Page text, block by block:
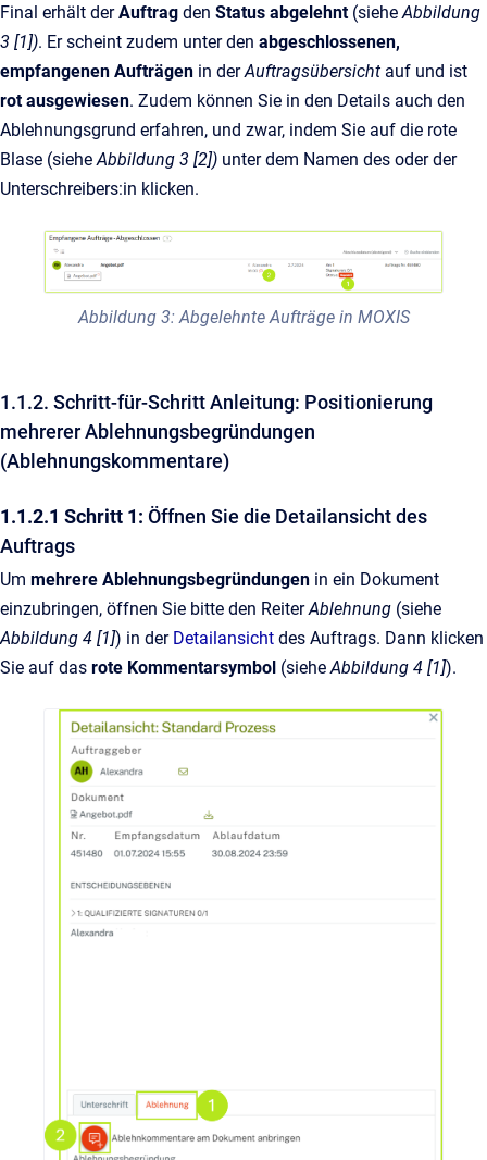
Final erhält derAuftrag den Status abgelehnt (siehe Abbildung
3 [1]). Er scheint zudem unter den abgeschlossenen,
empfangenen Aufträgen in derAuftragsübersicht auf und ist
rot ausgewiesen. Zudem können Sie in den Details auch den
Ablehnungsgrund erfahren, und zwar, indem Sie auf die rote
Blase (siehe Abbildung 3 [2]) unter dem Namen des oder der
Unterschreibers:in klicken.
Abbildung 3: Abgelehnte Aufträge in MOXIS
1.1.2. Schritt-für-Schritt Anleitung: Positionierung
mehrerer Ablehnungsbegründungen
(Ablehnungskommentare)
1.1.2.1 Schritt 1: Öffnen Sie die Detailansicht des
Auftrags
Um mehrere Ablehnungsbegründungen in ein Dokument
einzubringen, öffnen Sie bitte den ReiterAblehnung (siehe
Abbildung 4 [1]) in der Detailansicht des Auftrags. Dann klicken
Sie auf das rote Kommentarsymbol (sieheAbbildung 4 [1]).